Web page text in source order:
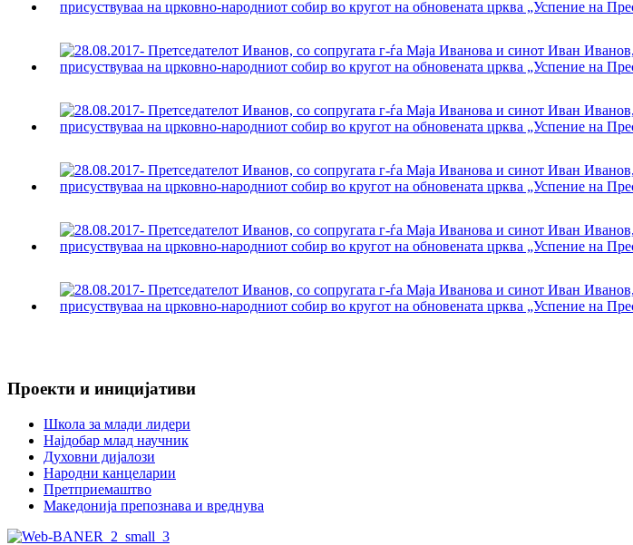
Проекти и иницијативи
Школа за млади лидери
Најдобар млад научник
Духовни дијалози
Народни канцеларии
Претприемаштво
Македонија препознава и вреднува